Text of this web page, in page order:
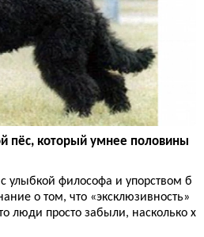
пёс, который умнее половины
улыбкой философа и упорством б
о том, что «эксклюзивность»
люди просто забыли, насколько х